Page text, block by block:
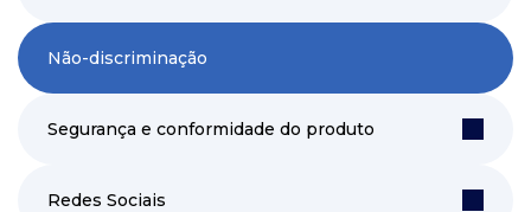
Não-discriminação
Segurança e conformidade do produto
Redes Sociais